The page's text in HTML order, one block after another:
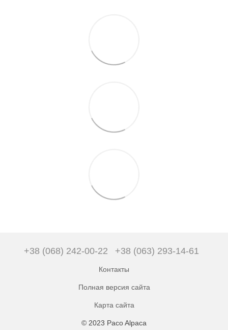
+38 (068) 242-00-22 +38 (063) 293-14-61
Контакты
Полная версия сайта
Карта сайта
© 2023 Paco Alpaca